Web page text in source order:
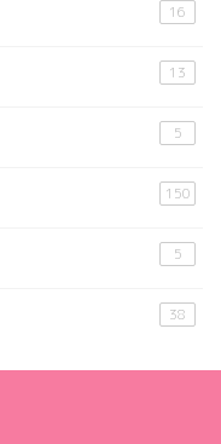
16
13
5
150
5
38